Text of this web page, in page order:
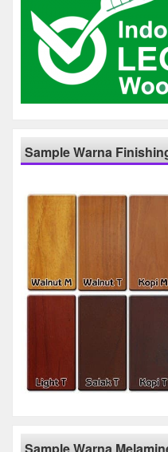
Sample Warna